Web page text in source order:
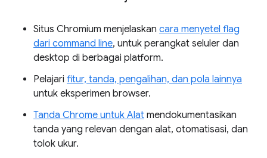
Situs Chromium menjelaskan cara menyetel flag
dari command line, untuk perangkat seluler dan
desktop di berbagai platform.
Pelajari fitur, tanda, pengalihan, dan pola lainnya
untuk eksperimen browser.
Tanda Chrome untuk Alat mendokumentasikan
tanda yang relevan dengan alat, otomatisasi, dan
tolok ukur.